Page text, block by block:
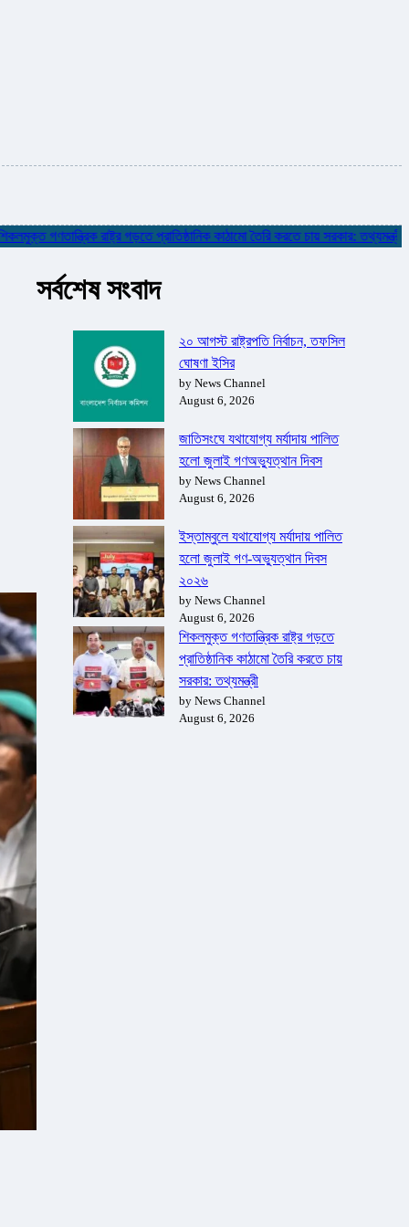
গণতান্ত্রিক রাষ্ট্র গড়তে প্রাতিষ্ঠানিক কাঠামো তৈরি করতে চায় সরকার: তথ্যমন্ত্রী ✮
সর্বশেষ সংবাদ
২০ আগস্ট রাষ্ট্রপতি নির্বাচন, তফসিল
ঘোষণা ইসির
by News Channel
August 6, 2026
জাতিসংঘে যথাযোগ্য মর্যাদায় পালিত
হলো জুলাই গণঅভ্যুত্থান দিবস
by News Channel
August 6, 2026
ইস্তাম্বুলে যথাযোগ্য মর্যাদায় পালিত
হলো জুলাই গণ-অভ্যুত্থান দিবস
২০২৬
by News Channel
August 6, 2026
শিকলমুক্ত গণতান্ত্রিক রাষ্ট্র গড়তে
প্রাতিষ্ঠানিক কাঠামো তৈরি করতে চায়
সরকার: তথ্যমন্ত্রী
by News Channel
August 6, 2026